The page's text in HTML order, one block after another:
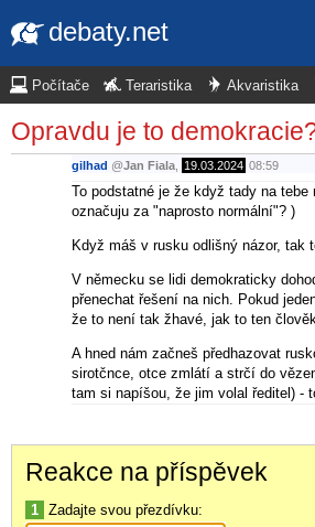
debaty.net
Počítače Teraristika Akvaristika
Opravdu je to
gilhad @Jan Fiala 19.03.2024 08:59
To podstatné je že když tady na
označuju za "naprosto normální"? )
Když máš v rusku odlišný názor, tak
V německu se lidi demokraticky
přenechat řešení na nich. Pokud
že to není tak žhavé, jak to ten
A hned nám začneš předhazovat
sirotčnce, otce zmlátí a strčí do
tam si napíšou, že jim volal ředitel) -
Reakce na příspěvek
1 Zadajte svou přezdívku: